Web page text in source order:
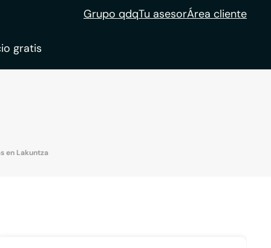
Grupo qdqTu asesorÁrea cliente
gratis
en Lakuntza